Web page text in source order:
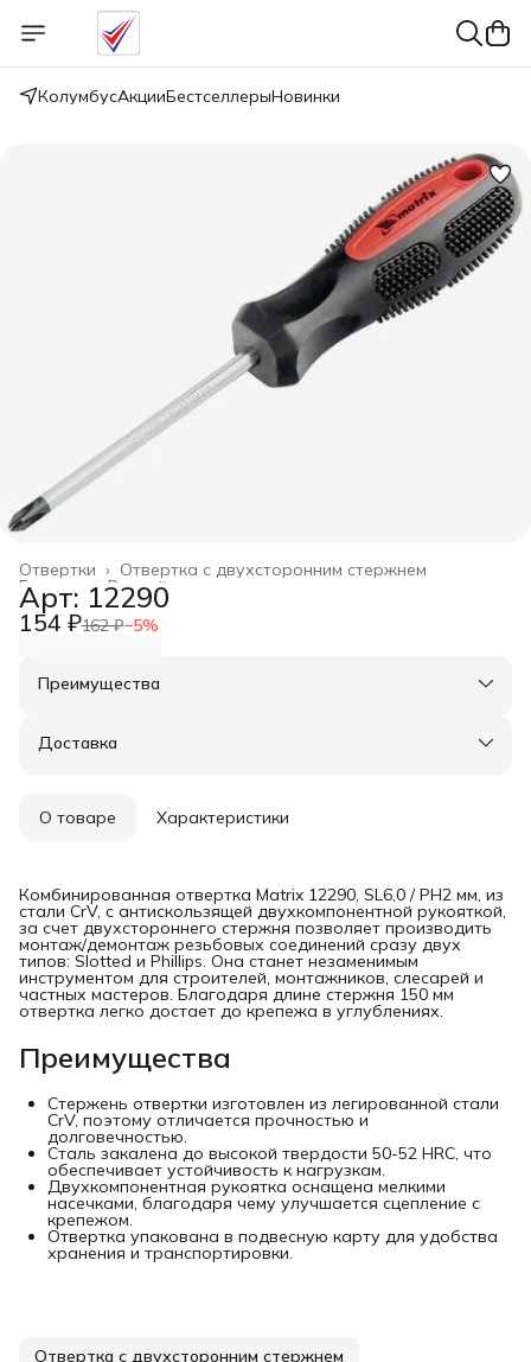
КолумбусАкцииБестселлерыНовинки
Отвертка с двухсторонним стержнем
Отвертки ›
Ручной инструмент
Главная ›
Арт: 12290
154 ₽162 ₽−5%
Преимущества
Оплата частями в Сплит
Удобный возврат
Доставка
О товаре Характеристики
Комбинированная отвертка Matrix 12290, SL6,0 / PH2 мм, из
стали CrV, с антискользящей двухкомпонентной рукояткой,
за счет двухстороннего стержня позволяет производить
монтаж/демонтаж резьбовых соединений сразу двух
типов: Slotted и Phillips. Она станет незаменимым
инструментом для строителей, монтажников, слесарей и
частных мастеров. Благодаря длине стержня 150 мм
отвертка легко достает до крепежа в углублениях.
Преимущества
Стержень отвертки изготовлен из легированной стали
CrV, поэтому отличается прочностью и
долговечностью.
Сталь закалена до высокой твердости 50-52 HRC, что
обеспечивает устойчивость к нагрузкам.
Двухкомпонентная рукоятка оснащена мелкими
насечками, благодаря чему улучшается сцепление с
крепежом.
Отвертка упакована в подвесную карту для удобства
хранения и транспортировки.
Отвертка с двухсторонним стержнем